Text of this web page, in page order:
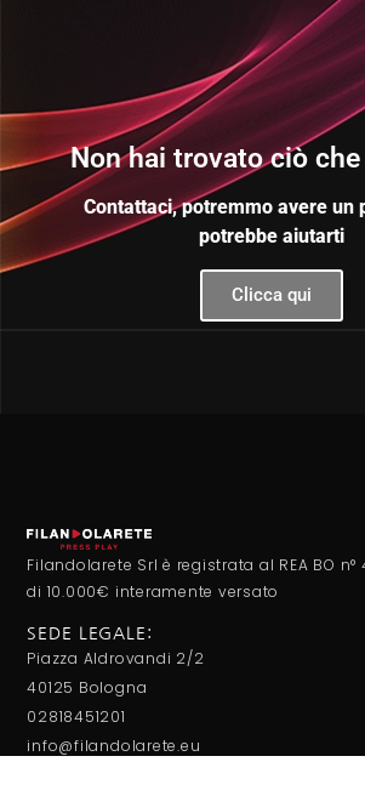
Non hai trovato ciò
Contattaci, potremmo avere un
potrebbe aiutarti
Clicca qui
Filandolarete Srl è registrata al REA BO
di 10.000€ interamente versato
SEDE LEGALE:
Piazza Aldrovandi 2/2
40125 Bologna
02818451201
info@filandolarete.eu